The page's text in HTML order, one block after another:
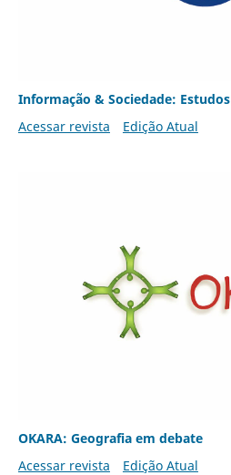
Informação & Sociedade: Estudos
Acessar revista
Edição Atual
OKARA: Geografia em debate
Acessar revista
Edição Atual